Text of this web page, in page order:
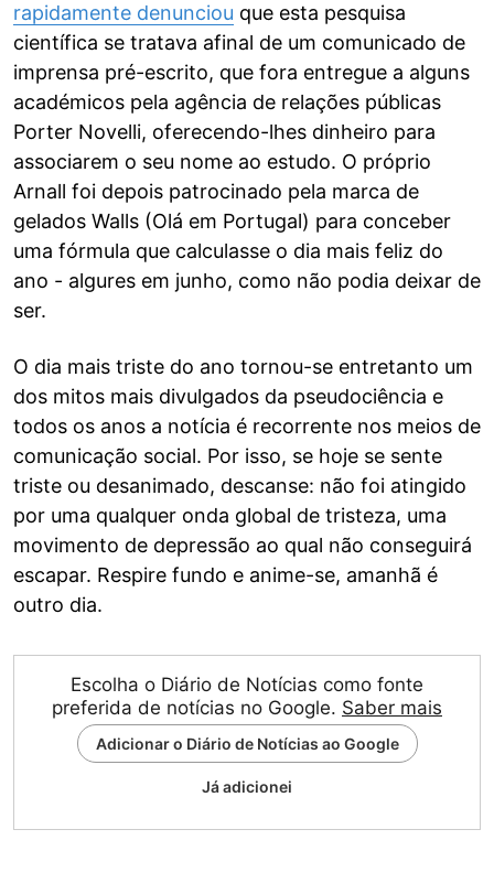
rapidamente denunciou que esta pesquisa
científica se tratava afinal de um comunicado de
imprensa pré-escrito, que fora entregue a alguns
académicos pela agência de relações públicas
Porter Novelli, oferecendo-lhes dinheiro para
associarem o seu nome ao estudo. O próprio
Arnall foi depois patrocinado pela marca de
gelados Walls (Olá em Portugal) para conceber
uma fórmula que calculasse o dia mais feliz do
ano - algures em junho, como não podia deixar de
ser.
O dia mais triste do ano tornou-se entretanto um
dos mitos mais divulgados da pseudociência e
todos os anos a notícia é recorrente nos meios de
comunicação social. Por isso, se hoje se sente
triste ou desanimado, descanse: não foi atingido
por uma qualquer onda global de tristeza, uma
movimento de depressão ao qual não conseguirá
escapar. Respire fundo e anime-se, amanhã é
outro dia.
Escolha o Diário de Notícias como fonte
preferida de notícias no Google. Saber mais
Adicionar o Diário de Notícias ao Google
Já adicionei